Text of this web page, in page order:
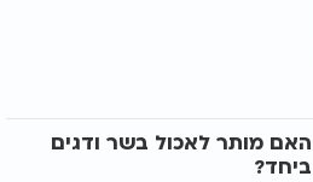
האם מותר לאכול בשר ודגים
ביחד?